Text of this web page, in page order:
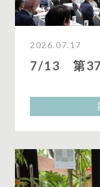
2026.07.17
7/13 第37